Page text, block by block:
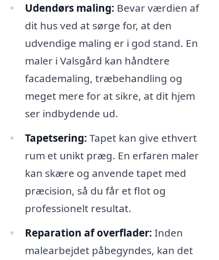
Udendørs maling: Bevar værdien af
dit hus ved at sørge for, at den
udvendige maling er i god stand. En
maler i Valsgård kan håndtere
facademaling, træbehandling og
meget mere for at sikre, at dit hjem
ser indbydende ud.
Tapetsering: Tapet kan give ethvert
rum et unikt præg. En erfaren maler
kan skære og anvende tapet med
præcision, så du får et flot og
professionelt resultat.
Reparation af overflader: Inden
malearbejdet påbegyndes, kan det